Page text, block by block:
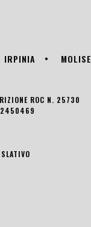
IRPINIA MOLISE
ROC N. 25730